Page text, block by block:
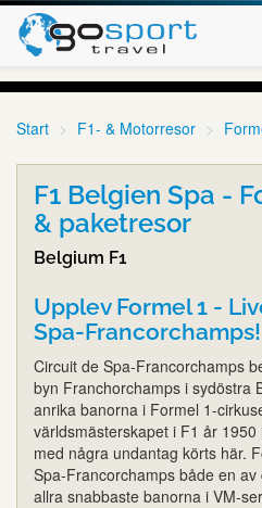
Start F1- & Motorresor
F1 Belgien Spa -
& paketresor
Belgium F1
Upplev Formel 1 -
Spa-Francorchamps!
Circuit de Spa-Francorchamps
byn Franchorchamps i sydöstra
anrika banorna i Formel 1-
världsmästerskapet i F1 år
med några undantag körts här.
Spa-Francorchamps både en
allra snabbaste banorna i VM-